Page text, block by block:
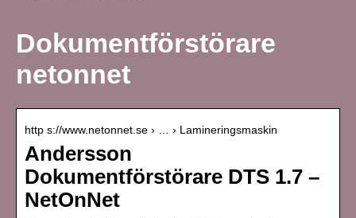
Dokumentförstörare
netonnet
http s://www.netonnet.se › … › Lamineringsmaskin
Andersson
Dokumentförstörare DTS 1.7 –
NetOnNet